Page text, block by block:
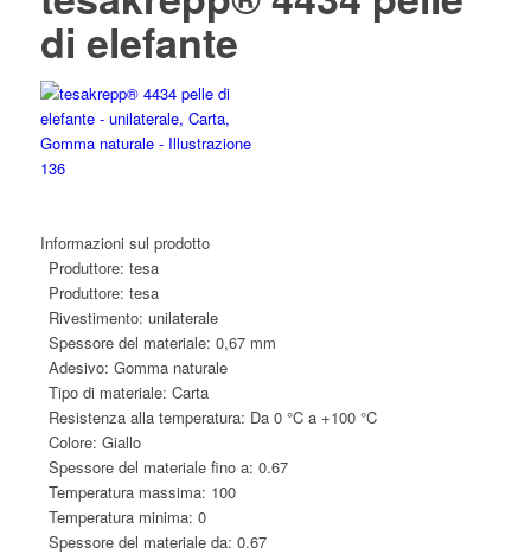
di elefante
Informazioni sul prodotto
Produttore: tesa
Produttore: tesa
Rivestimento: unilaterale
Spessore del materiale: 0,67 mm
Adesivo: Gomma naturale
Tipo di materiale: Carta
Resistenza alla temperatura: Da 0 °C a +100 °C
Colore: Giallo
Spessore del materiale fino a: 0.67
Temperatura massima: 100
Temperatura minima: 0
Spessore del materiale da: 0.67